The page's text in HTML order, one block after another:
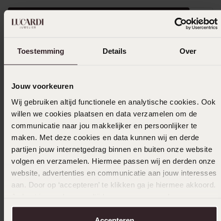
Toestemming Details Over
Jouw voorkeuren
Wij gebruiken altijd functionele en analytische cookies. Ook
willen we cookies plaatsen en data verzamelen om de
communicatie naar jou makkelijker en persoonlijker te
maken. Met deze cookies en data kunnen wij en derde
partijen jouw internetgedrag binnen en buiten onze website
volgen en verzamelen. Hiermee passen wij en derden onze
website, advertenties en communicatie aan jouw interesses
aan. Door op ‘accepteren’ te klikken ga je hiermee akkoord.
over in onscookiebeleid.
Größe auswählen und bestellen
Das könnte dir gefallen